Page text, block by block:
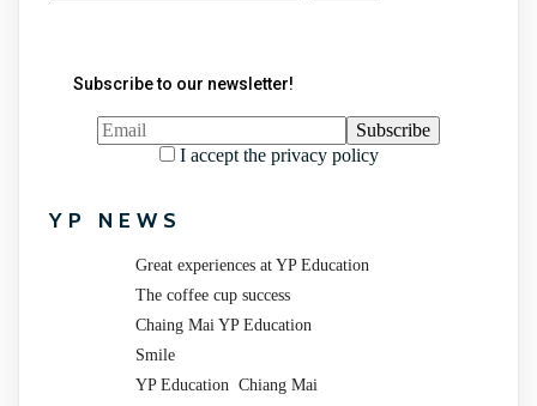
Subscribe to our newsletter!
I accept the privacy policy
YP NEWS
Great experiences at YP Education
The coffee cup success
Chaing Mai YP Education
Smile
YP Education Chiang Mai